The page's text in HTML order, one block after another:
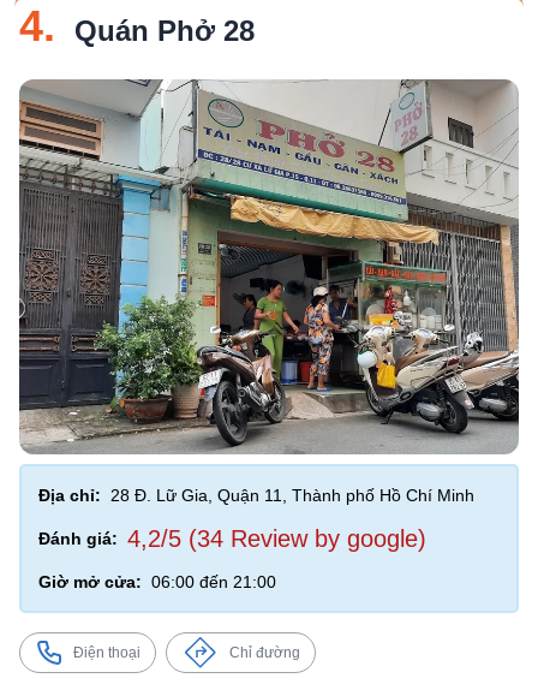
4. Quán Phở 28
Địa chỉ: 28 Đ. Lữ Gia, Quận 11, Thành phố Hồ Chí Minh
Đánh giá: 4,2/5 (34 Review by google)
Giờ mở cửa: 06:00 đến 21:00
Điện thoại Chỉ đường